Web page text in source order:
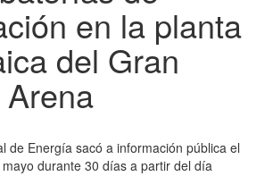
en la planta
del Gran
de Energía sacó a información pública el
durante 30 días a partir del día